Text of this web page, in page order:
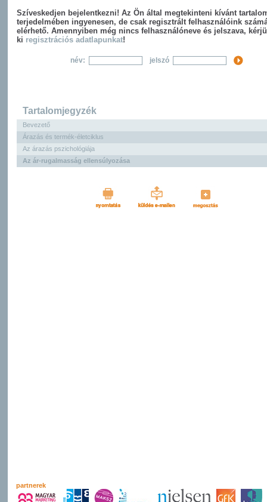
Szíveskedjen bejelentkezni! Az Ön által megtekinteni kívánt
terjedelmében ingyenesen, de csak regisztrált felhasználóink
elérhető. Amennyiben még nincs felhasználóneve és jelszava,
ki regisztrációs adatlapunkat!
név: jelszó
Tartalomjegyzék
Bevezető
Árazás és termék-életciklus
Az árazás pszichológiája
Az ár-rugalmasság ellensúlyozása
partnerek